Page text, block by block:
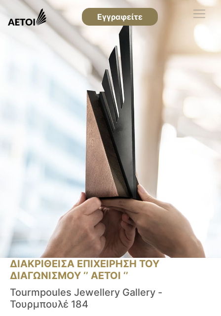
Εγγραφείτε
ΔΙΑΚΡΙΘΕΙΣΑ ΕΠΙΧΕΙΡΗΣΗ ΤΟΥ
ΔΙΑΓΩΝΙΣΜΟΥ ‘’ ΑΕΤΟΙ ‘’
Tourmpoules Jewellery Gallery -
Τουρμπουλέ 184